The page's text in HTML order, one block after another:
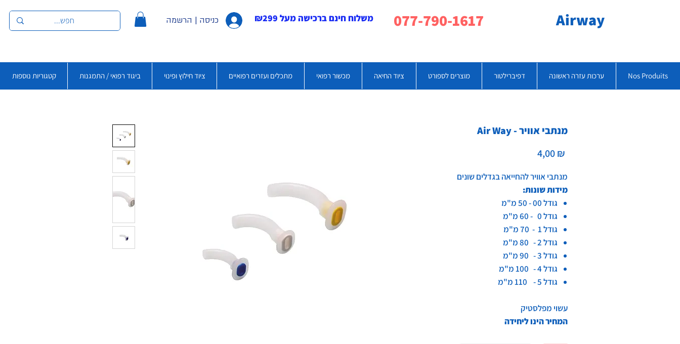
כניסה | הרשמה משלוח חינם ברכישה מעל ₪299 Airway
Nos Produits ערכות עזרה ראשונה דפיברילטור מוצרים לספורט ציוד החיאה מכשור רפואי מתכלים ועזרים רפואיים ציוד חילוץ ופינוי ביגוד רפואי / התמגנות קטגוריות נוספות
Air Way - מנתבי אוויר
4,00 ₪
מנתבי אוויר להחייאה בגדלים שונים
מידות שונות:
גודל 00 - 50 מ"מ
גודל 0 - 60 מ"מ
גודל 1 - 70 מ"מ
גודל 2 - 80 מ"מ
גודל 3 - 90 מ"מ
גודל 4 - 100 מ"מ
גודל 5 - 110 מ"מ
עשוי מפלסטיק
המחיר הינו ליחידה